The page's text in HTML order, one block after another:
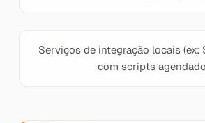
Serviços de integração locais (ex:
com scripts